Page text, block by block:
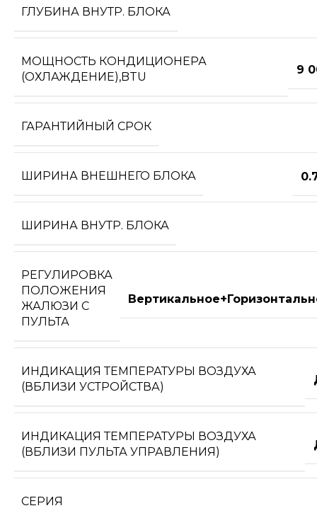
ГЛУБИНА ВНУТР. БЛОКА
МОЩНОСТЬ КОНДИЦИОНЕРА
(ОХЛАЖДЕНИЕ),BTU
9
ГАРАНТИЙНЫЙ СРОК
ШИРИНА ВНЕШНЕГО БЛОКА
ШИРИНА ВНУТР. БЛОКА
РЕГУЛИРОВКА
ПОЛОЖЕНИЯ
ЖАЛЮЗИ С
ПУЛЬТА
ИНДИКАЦИЯ ТЕМПЕРАТУРЫ ВОЗДУХА
(ВБЛИЗИ УСТРОЙСТВА)
ИНДИКАЦИЯ ТЕМПЕРАТУРЫ ВОЗДУХА
(ВБЛИЗИ ПУЛЬТА УПРАВЛЕНИЯ)
СЕРИЯ